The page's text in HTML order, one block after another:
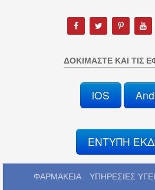
ΔΟΚΙΜΆΣΤΕ ΚΑΙ ΤΙΣ
iOS
ΕΝΤΥΠΗ
ΦΑΡΜΑΚΕΙΑ ΥΠΗΡΕΣΙΕΣ